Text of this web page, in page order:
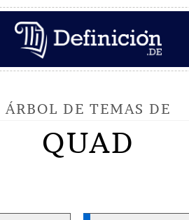
ÁRBOL DE TEMAS DE
QUAD